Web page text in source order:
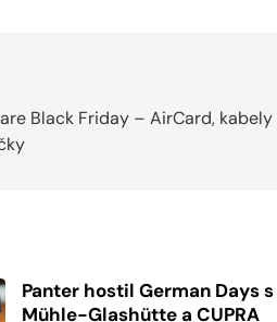
Black Friday – AirCard, kabely
Panter hostil German Days s
Mühle-Glashütte a CUPRA